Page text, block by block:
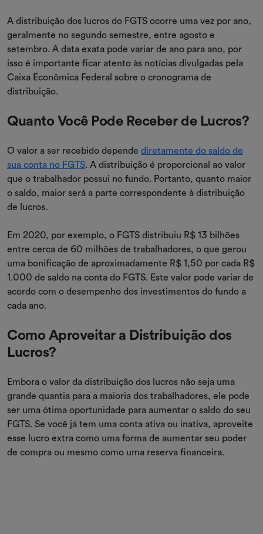
A distribuição dos lucros do FGTS ocorre uma vez por ano,
geralmente no segundo semestre, entre agosto e
setembro. A data exata pode variar de ano para ano, por
isso é importante ficar atento às notícias divulgadas pela
Caixa Econômica Federal sobre o cronograma de
distribuição.
Quanto Você Pode Receber de Lucros?
O valor a ser recebido depende diretamente do saldo de
sua conta no FGTS. A distribuição é proporcional ao valor
que o trabalhador possui no fundo. Portanto, quanto maior
o saldo, maior será a parte correspondente à distribuição
de lucros.
Em 2020, por exemplo, o FGTS distribuiu R$ 13 bilhões
entre cerca de 60 milhões de trabalhadores, o que gerou
uma bonificação de aproximadamente R$ 1,50 por cada R$
1.000 de saldo na conta do FGTS. Este valor pode variar de
acordo com o desempenho dos investimentos do fundo a
cada ano.
Como Aproveitar a Distribuição dos
Lucros?
Embora o valor da distribuição dos lucros não seja uma
grande quantia para a maioria dos trabalhadores, ele pode
ser uma ótima oportunidade para aumentar o saldo do seu
FGTS. Se você já tem uma conta ativa ou inativa, aproveite
esse lucro extra como uma forma de aumentar seu poder
de compra ou mesmo como uma reserva financeira.